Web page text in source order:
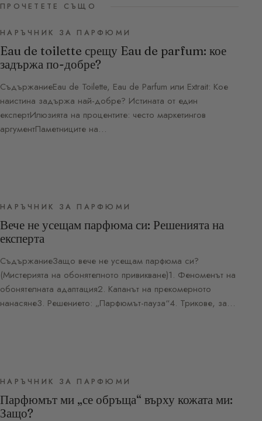
ПРОЧЕТЕТЕ СЪЩО
НАРЪЧНИК ЗА ПАРФЮМИ
Eau de toilette срещу Eau de parfum: кое
задържа по-добре?
СъдържаниеEau de Toilette, Eau de Parfum или Extrait: Кое
наистина задържа най-добре? Истината от един
експертИлюзията на процентите: често маркетингов
аргументПаметниците на…
НАРЪЧНИК ЗА ПАРФЮМИ
Вече не усещам парфюма си: Решенията на
експерта
СъдържаниеЗащо вече не усещам парфюма си?
(Мистерията на обонятелното привикване)1. Феноменът на
обонятелната адаптация2. Капанът на прекомерното
нанасяне3. Решението: „Парфюмът-пауза“4. Трикове, за…
НАРЪЧНИК ЗА ПАРФЮМИ
Парфюмът ми „се обръща“ върху кожата ми:
Защо?